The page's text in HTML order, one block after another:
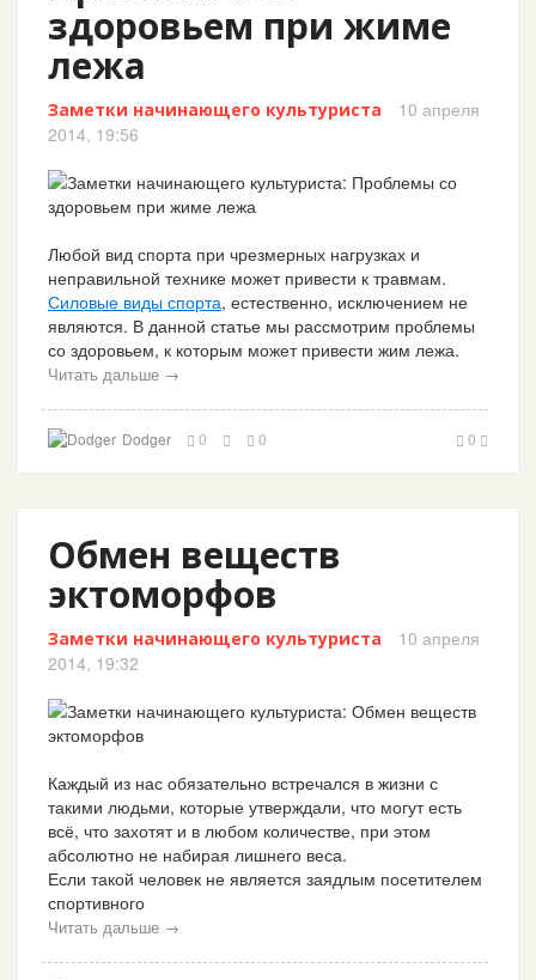
здоровьем при жиме
лежа
Заметки начинающего культуриста
10 апреля
2014, 19:56
Любой вид спорта при чрезмерных нагрузках и
неправильной технике может привести к травмам.
Силовые виды спорта, естественно, исключением не
являются. В данной статье мы рассмотрим проблемы
со здоровьем, к которым может привести жим лежа.
Читать дальше →
Dodger 0 0 0
Обмен веществ
эктоморфов
Заметки начинающего культуриста
10 апреля
2014, 19:32
Каждый из нас обязательно встречался в жизни с
такими людьми, которые утверждали, что могут есть
всё, что захотят и в любом количестве, при этом
абсолютно не набирая лишнего веса.
Если такой человек не является заядлым посетителем
спортивного
Читать дальше →